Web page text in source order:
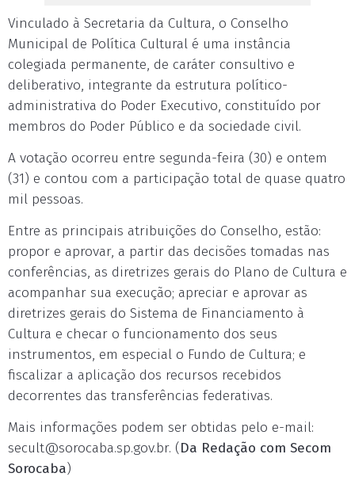
Vinculado à Secretaria da Cultura, o Conselho
Municipal de Política Cultural é uma instância
colegiada permanente, de caráter consultivo e
deliberativo, integrante da estrutura político-
administrativa do Poder Executivo, constituído por
membros do Poder Público e da sociedade civil.
A votação ocorreu entre segunda-feira (30) e ontem
(31) e contou com a participação total de quase quatro
mil pessoas.
Entre as principais atribuições do Conselho, estão:
propor e aprovar, a partir das decisões tomadas nas
conferências, as diretrizes gerais do Plano de Cultura e
acompanhar sua execução; apreciar e aprovar as
diretrizes gerais do Sistema de Financiamento à
Cultura e checar o funcionamento dos seus
instrumentos, em especial o Fundo de Cultura; e
fiscalizar a aplicação dos recursos recebidos
decorrentes das transferências federativas.
Mais informações podem ser obtidas pelo e-mail:
secult@sorocaba.sp.gov.br. (Da Redação com Secom
Sorocaba)